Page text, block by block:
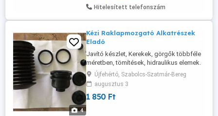
Hitelesített telefonszám
4
Kézi Raklapmozgató Alkatrészek
Eladó
Javító készlet, Kerekek, görgők többféle
méretben, tömítések, hidraulikus elemek.
HT20, Jungheinrich, Linde, és egyéb
típusok. 1850 Ft tól. A teljes javítókészlet
amiben a gumitömítések vannak: 9500 Ft
Bruttó
Újfehértó, Szabolcs-Szatmár-Bereg
augusztus 3
1 850 Ft